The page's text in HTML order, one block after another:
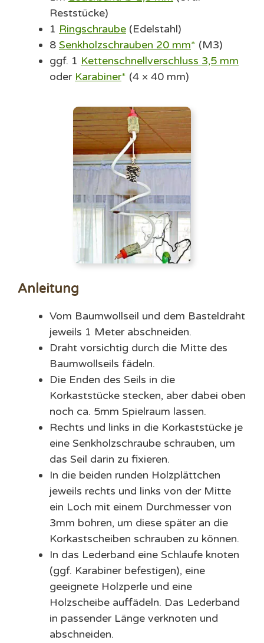
Reststücke)
1 Ringschraube (Edelstahl)
8 Senkholzschrauben 20 mm
(M3)
ggf. 1 Kettenschnellverschluss 3,5 mm
oder Karabiner (4 × 40 mm)
Anleitung
Vom Baumwollseil und dem Basteldraht
jeweils 1 Meter abschneiden.
Draht vorsichtig durch die Mitte des
Baumwollseils fädeln.
Die Enden des Seils in die
Korkaststücke stecken, aber dabei oben
noch ca. 5mm Spielraum lassen.
Rechts und links in die Korkaststücke je
eine Senkholzschraube schrauben, um
das Seil darin zu fixieren.
In die beiden runden Holzplättchen
jeweils rechts und links von der Mitte
ein Loch mit einem Durchmesser von
3mm bohren, um diese später an die
Korkastscheiben schrauben zu können.
In das Lederband eine Schlaufe knoten
(ggf. Karabiner befestigen), eine
geeignete Holzperle und eine
Holzscheibe auffädeln. Das Lederband
in passender Länge verknoten und
abschneiden.